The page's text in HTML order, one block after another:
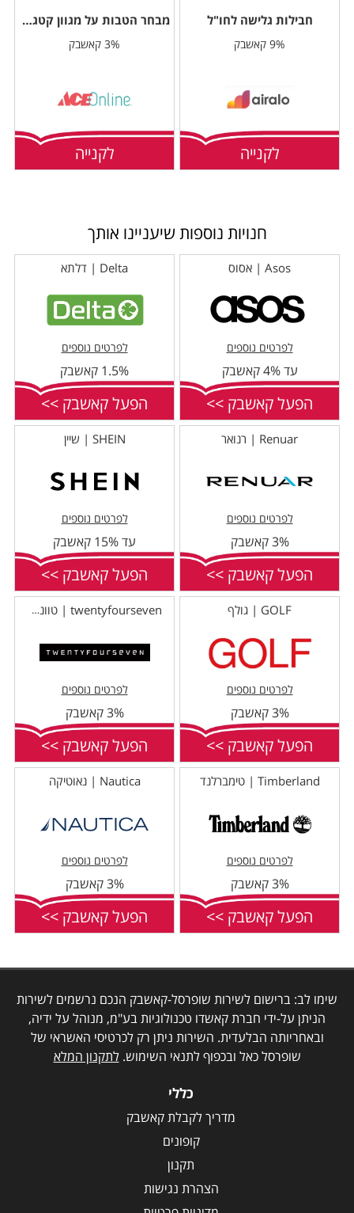
חבילות גלישה לחו"ל
9% קאשבק
לקנייה
מבחר הטבות על מגוון קטגוריות
3% קאשבק
לקנייה
חנויות נוספות שיעניינו אותך
Asos | אסוס
לפרטים נוספים
עד 4% קאשבק
הפעל קאשבק >>
Delta | דלתא
לפרטים נוספים
1.5% קאשבק
הפעל קאשבק >>
Renuar | רנואר
לפרטים נוספים
3% קאשבק
הפעל קאשבק >>
SHEIN | שיין
לפרטים נוספים
עד 15% קאשבק
הפעל קאשבק >>
GOLF | גולף
לפרטים נוספים
3% קאשבק
הפעל קאשבק >>
twentyfourseven | טוונטי פור סבן
לפרטים נוספים
3% קאשבק
הפעל קאשבק >>
Timberland | טימברלנד
לפרטים נוספים
3% קאשבק
הפעל קאשבק >>
Nautica | נאוטיקה
לפרטים נוספים
3% קאשבק
הפעל קאשבק >>
שימו לב: ברישום לשירות שופרסל-קאשבק הנכם נרשמים לשירות
הניתן על-ידי חברת קאשדו טכנולוגיות בע"מ, מנוהל על ידיה,
ובאחריותה הבלעדית. השירות ניתן רק לכרטיסי האשראי של
שופרסל כאל ובכפוף לתנאי השימוש.לתקנון המלא
כללי
מדריך לקבלת קאשבק
קופונים
תקנון
הצהרת נגישות